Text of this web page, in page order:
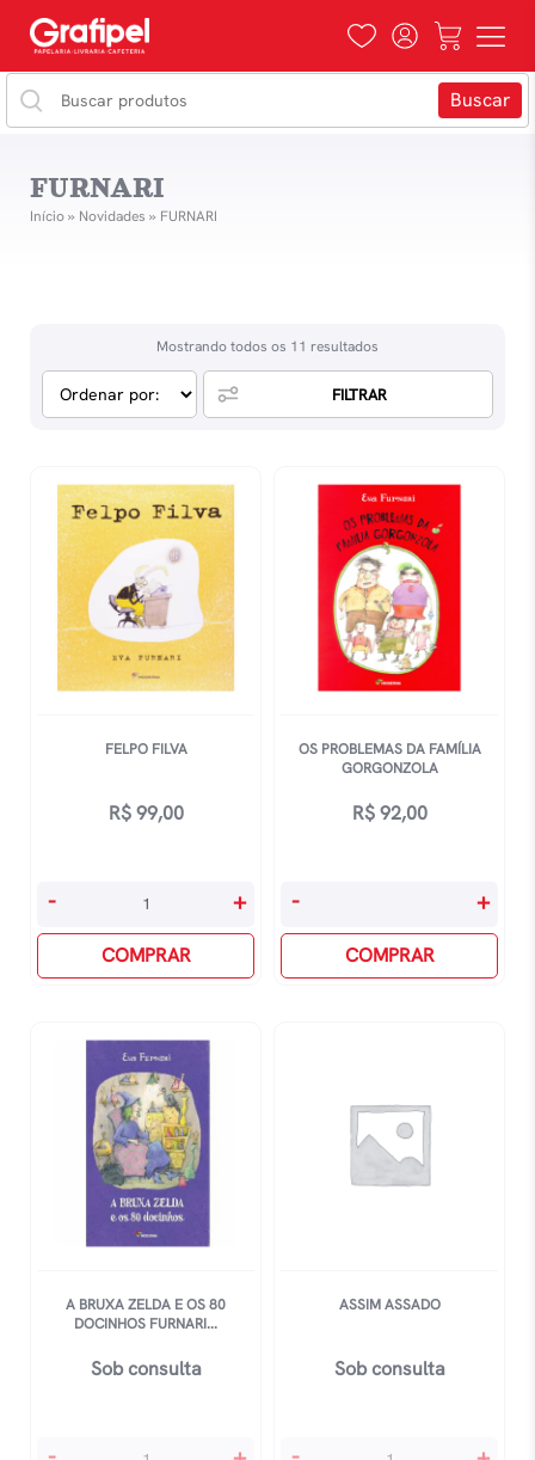
FURNARI
Início» Novidades » FURNARI
Mostrando todos os 11 resultados
FILTRAR
FELPO FILVA
R$99,00
Felpo
quantidade
- +
COMPRAR
OS PROBLEMAS DA FAMÍLIA
GORGONZOLA
R$92,00
Os
Família
- +
COMPRAR
A BRUXA ZELDA E OS 80
DOCINHOS FURNARI...
Sob consulta
ASSIM ASSADO
Sob consulta
Assim